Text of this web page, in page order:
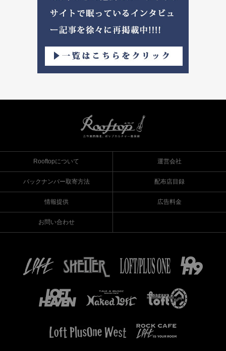
Rooftopについて 運営会社
バックナンバー取寄方法 配布店目録
情報提供 広告料金
お問い合わせ